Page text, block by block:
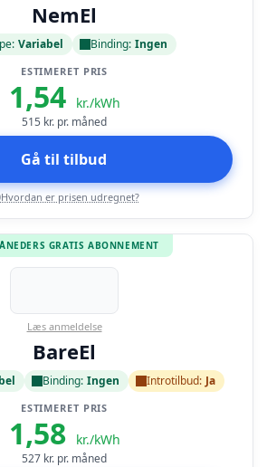
NemEl
Variabel Binding: Ingen
ESTIMERET PRIS
1,54 kr./kWh
515 kr. pr. måned
Gå til tilbud
Hvordan er prisen udregnet?
GRATIS ABONNEMENT
Læs anmeldelse
BareEl
Binding: Ingen Introtilbud: Ja
ESTIMERET PRIS
1,58 kr./kWh
527 kr. pr. måned